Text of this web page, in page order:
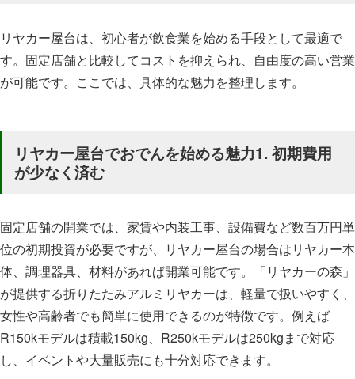
リヤカー屋台は、初心者が飲食業を始める手段として最適で
す。固定店舗と比較してコストを抑えられ、自由度の高い営業
が可能です。ここでは、具体的な魅力を整理します。
リヤカー屋台でおでんを始める魅力1. 初期費用
が少なく済む
固定店舗の開業では、家賃や内装工事、設備費など数百万円単
位の初期投資が必要ですが、リヤカー屋台の場合はリヤカー本
体、調理器具、材料があれば開業可能です。「リヤカーの森」
が提供する折りたたみアルミリヤカーは、軽量で扱いやすく、
女性や高齢者でも簡単に使用できるのが特徴です。例えば
R150kモデルは積載150kg、R250kモデルは250kgまで対応
し、イベントや大量販売にも十分対応できます。